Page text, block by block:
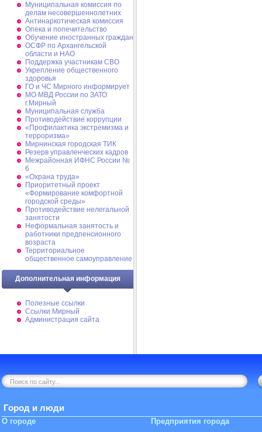
Муниципальная комиссия по
делам несовершеннолетних
Антинаркотическая комиссия
Опека и попечительство
Обучение иностранных граждан
ОСФР по Архангельской
области и НАО
Поддержка участникам СВО
Укрепление общественного
здоровья
ГО и ЧС Мирного информирует
МО МВД России по ЗАТО
г.Мирный
Муниципальная cлужба
Противодействие коррупции
«Профилактика экстремизма и
терроризма»
Мирнинская городская ТИК
Резерв управленческих кадров
Межрайонная ИФНС России №
6
«Охрана труда»
Приоритетный проект
«Формирование комфортной
городской среды»
Противодействие нелегальной
занятости
Неформальная занятость и
работники предпенсионного
возраста
Территориальное
общественное самоуправление
Дополнительная информация
Полезные ссылки
Ссылки Мирный
Администрация сайта
Город и люди
О городе Предприятия города